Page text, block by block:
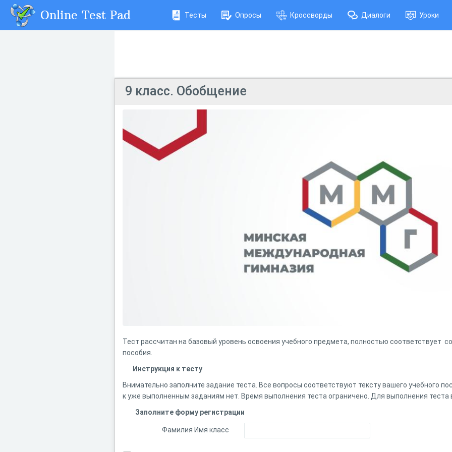
Online Test Pad Тесты Опросы Кроссворды Диалоги Уроки
9 класс. Обобщение
Тест рассчитан на базовый уровень освоения учебного предмета, полностью соответствует
пособия.
Инструкция к тесту
Внимательно заполните задание теста. Все вопросы соответствуют тексту вашего учебного
к уже выполненным заданиям нет. Время выполнения теста ограничено. Для выполнения
Заполните форму регистрации
Фамилия Имя класс